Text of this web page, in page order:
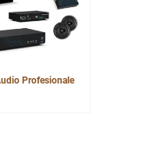
Profesionale